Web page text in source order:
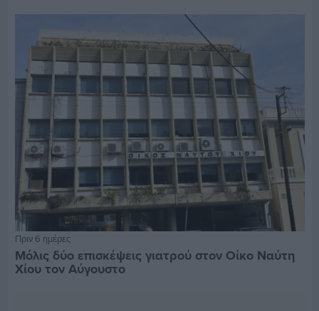
Πριν 6 ημέρες
Μόλις δύο επισκέψεις γιατρού στον Οίκο Ναύτη
Χίου τον Αύγουστο